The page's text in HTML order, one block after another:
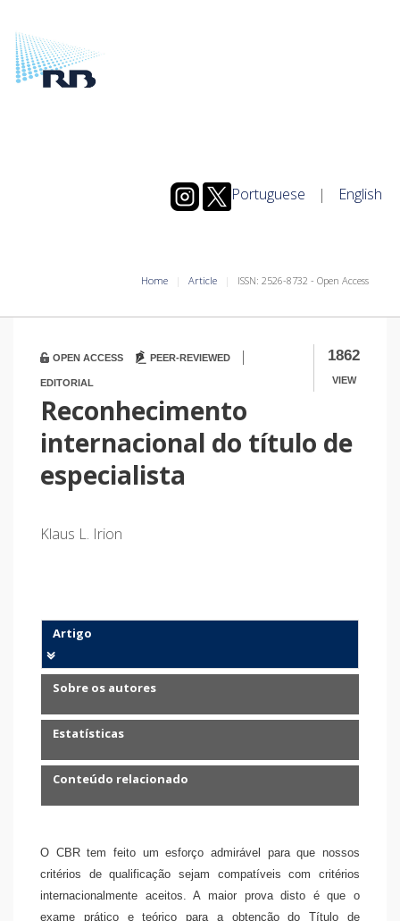
Portuguese | English
Home Article ISSN: 2526-8732 - Open Access
1862
VIEW
OPEN ACCESS PEER-REVIEWED |
EDITORIAL
Reconhecimento
internacional do título de
especialista
Klaus L. Irion
Artigo
Sobre os autores
Estatísticas
Conteúdo relacionado
O CBR tem feito um esforço admirável para que nossos
critérios de qualificação sejam compatíveis com critérios
internacionalmente aceitos. A maior prova disto é que o
exame prático e teórico para a obtenção do Título de